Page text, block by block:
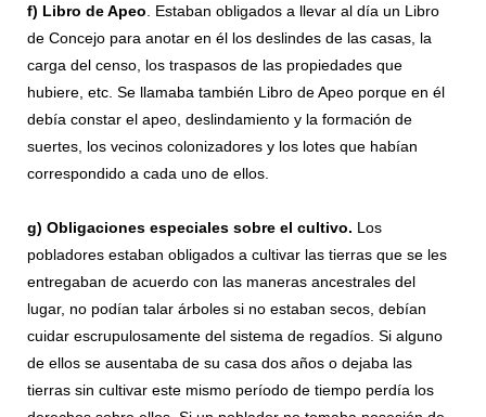
f) Libro de Apeo . Estaban obligados a llevar al día un Libro
de Concejo para anotar en él los deslindes de las casas, la
carga del censo, los traspasos de las propiedades que
hubiere, etc. Se llamaba también Libro de Apeo porque en él
debía constar el apeo, deslindamiento y la formación de
suertes, los vecinos colonizadores y los lotes que habían
correspondido a cada uno de ellos.
g) Obligaciones especiales sobre el cultivo. Los
pobladores estaban obligados a cultivar las tierras que se les
entregaban de acuerdo con las maneras ancestrales del
lugar, no podían talar árboles si no estaban secos, debían
cuidar escrupulosamente del sistema de regadíos. Si alguno
de ellos se ausentaba de su casa dos años o dejaba las
tierras sin cultivar este mismo período de tiempo perdía los